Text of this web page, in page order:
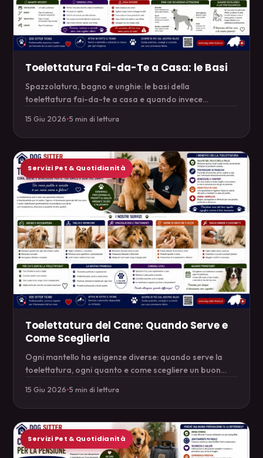
Toelettatura Fai-da-Te a Casa: le Basi
Spazzolatura, bagno e unghie: le basi della
toelettatura fai-da-te a casa e quando invece
15 Giu 2026•5 min di lettura
Servizi Pet & Quotidianità
Toelettatura del Cane: Quando Serve e
Come Sceglierla
Ogni mantello ha esigenze diverse: quando serve la
toelettatura, ogni quanto e come scegliere un buon
15 Giu 2026•5 min di lettura
Servizi Pet & Quotidianità